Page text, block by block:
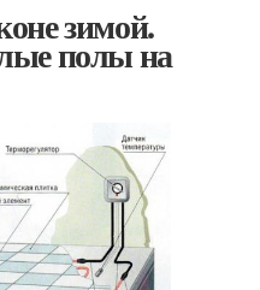
зимой.
полы на